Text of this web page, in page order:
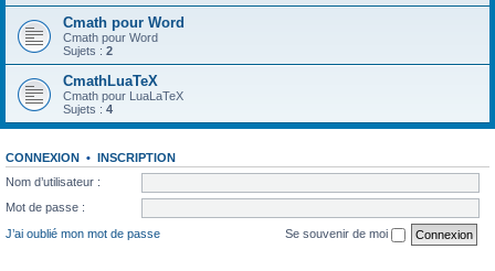
r
Cmath pour Word
Cmath pour Word
Sujets : 2
CmathLuaTeX
Cmath pour LuaLaTeX
Sujets : 4
CONNEXION • INSCRIPTION
Nom d’utilisateur :
Mot de passe :
J’ai oublié mon mot de passe
Se souvenir de moi